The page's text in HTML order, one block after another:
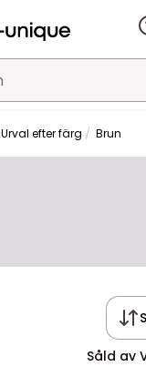
Urval efter färg Brun
Såld av